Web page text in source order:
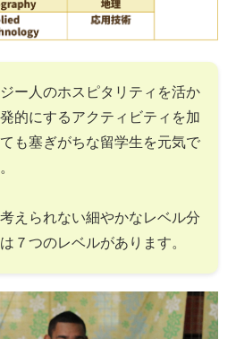
ー人のホスピタリティを活か
的にするアクティビティを加
も塞ぎがちな留学生を元気で
えられない細やかなレベル分
７つのレベルがあります。